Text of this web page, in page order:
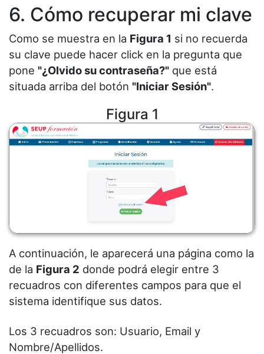
6. Cómo recuperar mi clave
Como se muestra en la Figura 1 si no recuerda
su clave puede hacer click en la pregunta que
pone "¿Olvido su contraseña?" que está
situada arriba del botón "Iniciar Sesión".
Figura 1
A continuación, le aparecerá una página como la
de la Figura 2 donde podrá elegir entre 3
recuadros con diferentes campos para que el
sistema identifique sus datos.
Los 3 recuadros son: Usuario, Email y
Nombre/Apellidos.